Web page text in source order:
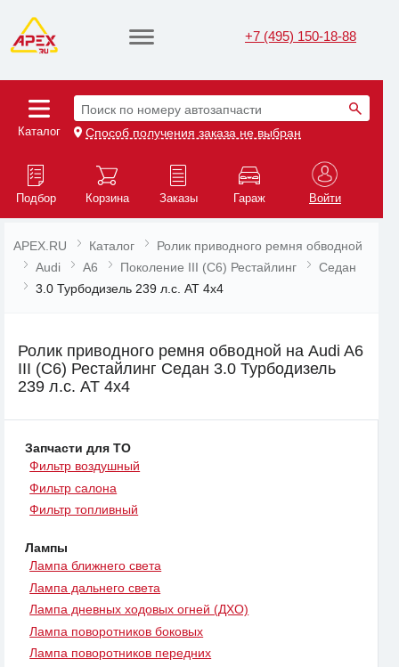
+7 (495) 150-18-88
Каталог
Поиск по номеру автозапчасти
Способ получения заказа не выбран
Подбор Корзина Заказы Гараж Войти
APEX.RU Каталог
Ролик приводного ремня обводной
Audi
A6 Поколение III (C6) Рестайлинг
Седан
3.0 Турбодизель 239 л.с. AT 4x4
Ролик приводного ремня обводной на Audi A6
III (C6) Рестайлинг Седан 3.0 Турбодизель
239 л.с. AT 4x4
Запчасти для ТО
Фильтр воздушный
Фильтр салона
Фильтр топливный
Лампы
Лампа ближнего света
Лампа дальнего света
Лампа дневных ходовых огней (ДХО)
Лампа поворотников боковых
Лампа поворотников передних